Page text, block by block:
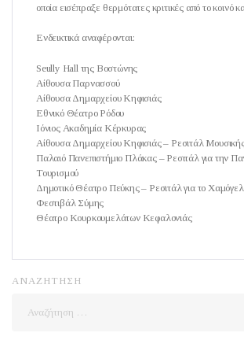
οποία εισέπραξε θερμότατες κριτικές από το κοινό
Ενδεικτικά αναφέρονται:
Seully Hall της Βοστώνης
Αίθουσα Παρνασσού
Αίθουσα Δημαρχείου Κηφισιάς
Εθνικό Θέατρο Ρόδου
Ιόνιος Ακαδημία Κέρκυρας
Αίθουσα Δημαρχείου Κηφισιάς – Ρεσιτάλ
Παλαιό Πανεπιστήμιο Πλάκας – Ρεσιτάλ για την
Τουρισμού
Δημοτικό Θέατρο Πεύκης – Ρεσιτάλ για το
Φεστιβάλ Σύμης
Θέατρο Κουρκουμελάτων Κεφαλονιάς
ΑΝΑΖΗΤΗΣΗ